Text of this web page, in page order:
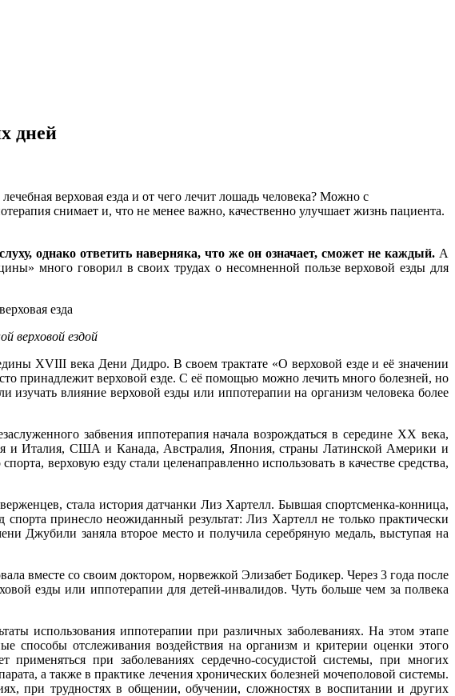
дней
верховая езда и от чего лечит лошадь человека? Можно с
снимает и, что не менее важно, качественно улучшает жизнь пациента.
слуху, однако ответить наверняка, что же он означает, сможет не каждый. А
много говорил в своих трудах о несомненной пользе верховой езды для
верховой ездой
XVIII века Дени Дидро. В своем трактате «О верховой езде и её значении
принадлежит верховой езде. С её помощью можно лечить много болезней, но
влияние верховой езды или иппотерапии на организм человека более
забвения иппотерапия начала возрождаться в середине ХХ века,
и Италия, США и Канада, Австралия, Япония, страны Латинской Америки и
верховую езду стали целенаправленно использовать в качестве средства,
стала история датчанки Лиз Хартелл. Бывшая спортсменка-конница,
принесло неожиданный результат: Лиз Хартелл не только практически
Джубили заняла второе место и получила серебряную медаль, выступая на
вместе со своим доктором, норвежкой Элизабет Бодикер. Через 3 года после
езды или иппотерапии для детей-инвалидов. Чуть больше чем за полвека
использования иппотерапии при различных заболеваниях. На этом этапе
способы отслеживания воздействия на организм и критерии оценки этого
при заболеваниях сердечно-сосудистой системы, при многих
а также в практике лечения хронических болезней мочеполовой системы.
при трудностях в общении, обучении, сложностях в воспитании и других